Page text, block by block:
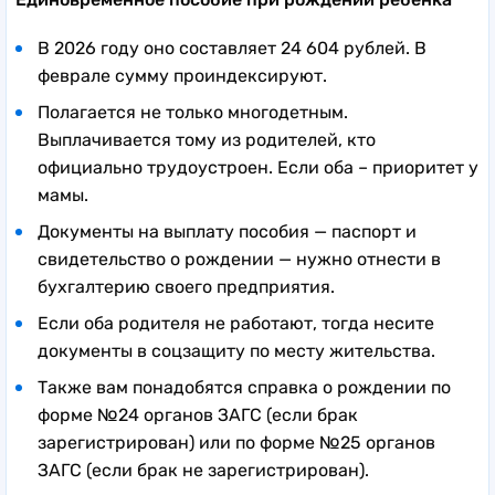
В 2026 году оно составляет 24 604 рублей. В
феврале сумму проиндексируют.
Полагается не только многодетным.
Выплачивается тому из родителей, кто
официально трудоустроен. Если оба – приоритет у
мамы.
Документы на выплату пособия — паспорт и
свидетельство о рождении — нужно отнести в
бухгалтерию своего предприятия.
Если оба родителя не работают, тогда несите
документы в соцзащиту по месту жительства.
Также вам понадобятся справка о рождении по
форме №24 органов ЗАГС (если брак
зарегистрирован) или по форме №25 органов
ЗАГС (если брак не зарегистрирован).